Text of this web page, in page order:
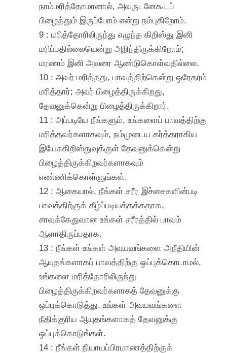
நாம்மரித்தோமானால், அவருடனேகூடப்
பிழைத்தும் இருப்போம் என்று நம்புகிறோம்.
9 : மரித்தோரிலிருந்து எழுந்த கிறிஸ்து இனி
மரிப்பதில்லையென்று அறிந்திருக்கிறோம்;
மரணம் இனி அவரை ஆண்டுகொள்வதில்லை.
10 : அவர் மரித்தது, பாவத்திற்கென்று ஒரேதரம்
மரித்தார்; அவர் பிழைத்திருக்கிறது,
தேவனுக்கென்று பிழைத்திருக்கிறார்.
11 : அப்படியே நீங்களும், உங்களைப் பாவத்திற்கு
மரித்தவர்களாகவும், நம்முடைய கர்த்தராகிய
இயேசுகிறிஸ்துவுக்குள் தேவனுக்கென்று
பிழைத்திருக்கிறவர்களாகவும்
எண்ணிக்கொள்ளுங்கள்.
12 : ஆகையால், நீங்கள் சரீர இச்சைகளின்படி
பாவத்திற்குக் கீழ்ப்படியத்தக்கதாக,
சாவுக்கேதுவான உங்கள் சரீரத்தில் பாவம்
ஆளாதிருப்பதாக.
13 : நீங்கள் உங்கள் அவயவங்களை அநீதியின்
ஆயுதங்களாகப் பாவத்திற்கு ஒப்புக்கொடாமல்,
உங்களை மரித்தோரிலிருந்து
பிழைத்திருக்கிறவர்களாகத் தேவனுக்கு
ஒப்புக்கொடுத்து, உங்கள் அவயவங்களை
நீதிக்குரிய ஆயுதங்களாகத் தேவனுக்கு
ஒப்புக்கொடுங்கள்.
14 : நீங்கள் நியாயப்பிரமாணத்திற்குக்